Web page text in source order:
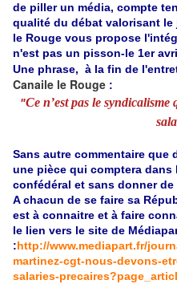
de piller un média, compte
qualité du débat valorisant le
le Rouge vous propose
n'est pas un pisson-le 1er
Une phrase, à la fin de
Canaile le Rouge :
"Ce n’est pas le syndicalisme
Sans autre commentaire que
une pièce qui comptera
confédéral et sans donner
A chacun de se faire sa
est à connaitre et à faire
le lien vers le site de
:http://www.mediapart.fr/
martinez-cgt-nous-devons-
salaries-